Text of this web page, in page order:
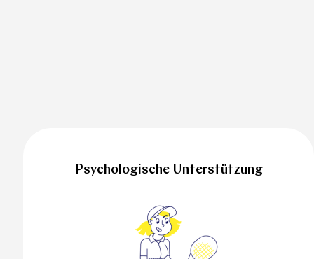
Psychologische Unterstützung